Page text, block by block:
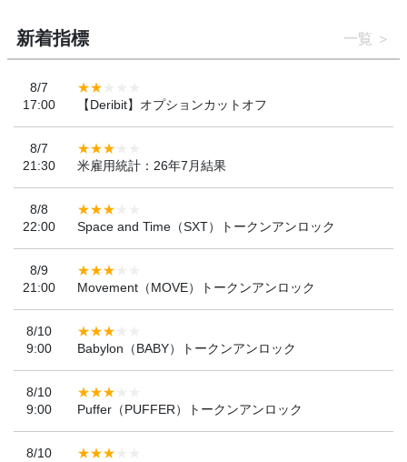
新着指標 一覧
8/7
17:00
【Deribit】オプションカットオフ
8/7
21:30
米雇用統計：26年7月結果
8/8
22:00
Space and Time（SXT）トークンアンロック
8/9
21:00
Movement（MOVE）トークンアンロック
8/10
9:00
Babylon（BABY）トークンアンロック
8/10
9:00
Puffer（PUFFER）トークンアンロック
8/10